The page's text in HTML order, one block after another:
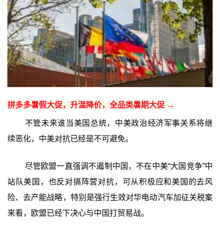
拼多多暑假大促，升温降价，全品类暑期大促 →
不管未来谁当美国总统，中美政治经济军事关系将继
续恶化，中美对抗已经是不可避免。
尽管欧盟一直强调不遏制中国，不在中美“大国竞争”中
站队美国，也反对搞阵营对抗，可从积极应和美国的去风
险、去产能战略，特别是强行生效对华电动汽车加征关税案
来看，欧盟已经下决心与中国打贸易战。